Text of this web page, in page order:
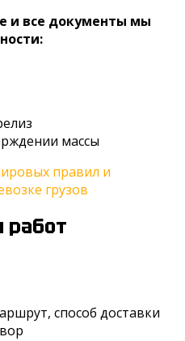
и все документы мы
массы
правил и
грузов
работ
способ доставки